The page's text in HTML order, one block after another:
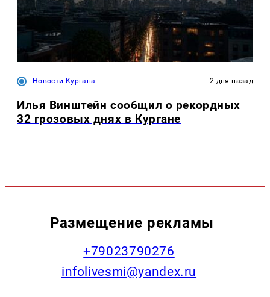
Новости Кургана 2 дня назад
Илья Винштейн сообщил о рекордных
32 грозовых днях в Кургане
Размещение рекламы
+79023790276
infolivesmi@yandex.ru